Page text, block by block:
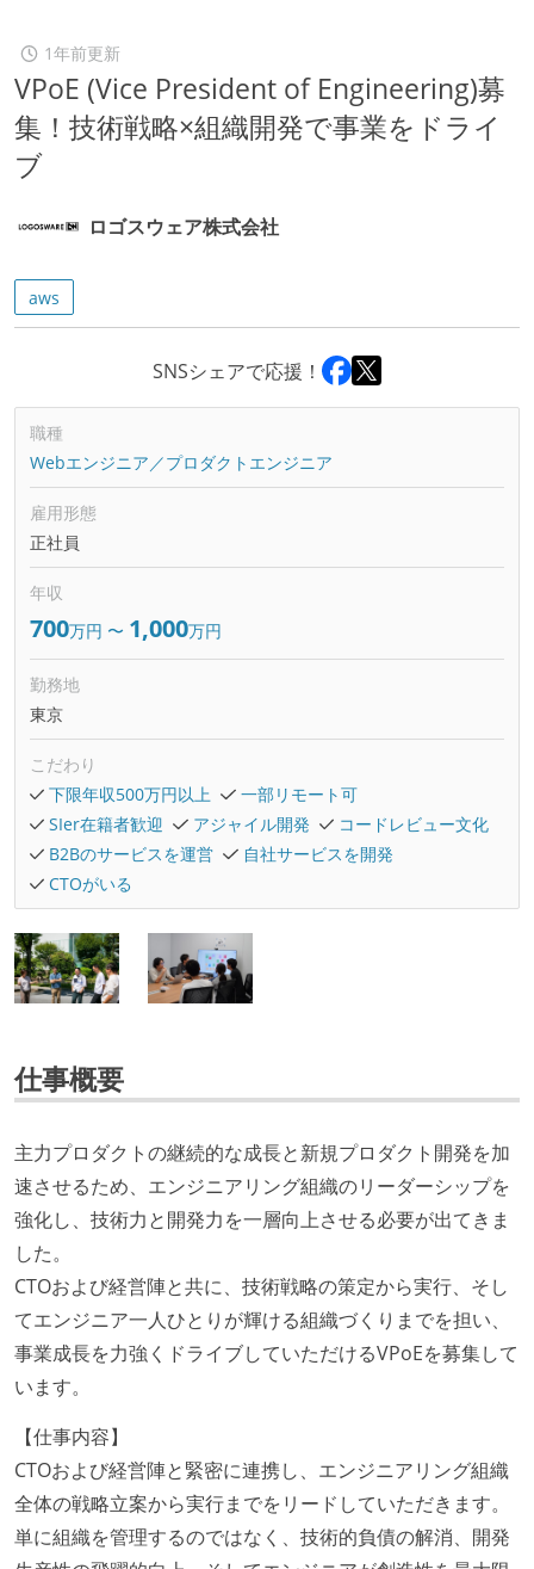
1年前更新
VPoE (Vice President of Engineering)募
集！技術戦略×組織開発で事業をドライ
ブ
ロゴスウェア株式会社
aws
SNSシェアで応援！
職種
Webエンジニア／プロダクトエンジニア
雇用形態
正社員
年収
700万円 〜 1,000万円
勤務地
東京
こだわり
下限年収500万円以上
一部リモート可
SIer在籍者歓迎
アジャイル開発
コードレビュー文化
B2Bのサービスを運営
自社サービスを開発
CTOがいる
仕事概要
主力プロダクトの継続的な成長と新規プロダクト開発を加
速させるため、エンジニアリング組織のリーダーシップを
強化し、技術力と開発力を一層向上させる必要が出てきま
した。
CTOおよび経営陣と共に、技術戦略の策定から実行、そし
てエンジニア一人ひとりが輝ける組織づくりまでを担い、
事業成長を力強くドライブしていただけるVPoEを募集して
います。
【仕事内容】
CTOおよび経営陣と緊密に連携し、エンジニアリング組織
全体の戦略立案から実行までをリードしていただきます。
単に組織を管理するのではなく、技術的負債の解消、開発